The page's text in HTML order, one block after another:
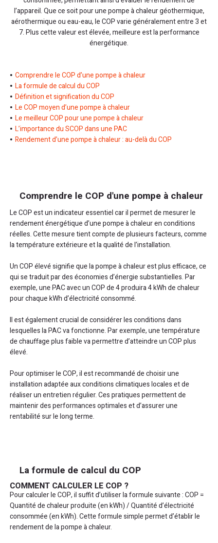
l’appareil. Que ce soit pour une pompe à chaleur géothermique,
aérothermique ou eau-eau, le COP varie généralement entre 3 et
7. Plus cette valeur est élevée, meilleure est la performance
énergétique.
Comprendre le COP d’une pompe à chaleur
La formule de calcul du COP
Définition et signification du COP
Le COP moyen d’une pompe à chaleur
Le meilleur COP pour une pompe à chaleur
L’importance du SCOP dans une PAC
Rendement d’une pompe à chaleur : au-delà du COP
Comprendre le COP d'une pompe à chaleur
Le COP est un indicateur essentiel car il permet de mesurer le
rendement énergétique d’une pompe à chaleur en conditions
réelles. Cette mesure tient compte de plusieurs facteurs, comme
la température extérieure et la qualité de l’installation.
Un COP élevé signifie que la pompe à chaleur est plus efficace, ce
qui se traduit par des économies d’énergie substantielles. Par
exemple, une PAC avec un COP de 4 produira 4 kWh de chaleur
pour chaque kWh d’électricité consommé.
Il est également crucial de considérer les conditions dans
lesquelles la PAC va fonctionne. Par exemple, une température
de chauffage plus faible va permettre d’atteindre un COP plus
élevé.
Pour optimiser le COP, il est recommandé de choisir une
installation adaptée aux conditions climatiques locales et de
réaliser un entretien régulier. Ces pratiques permettent de
maintenir des performances optimales et d’assurer une
rentabilité sur le long terme.
La formule de calcul du COP
COMMENT CALCULER LE COP ?
Pour calculer le COP, il suffit d’utiliser la formule suivante : COP =
Quantité de chaleur produite (en kWh) / Quantité d’électricité
consommée (en kWh). Cette formule simple permet d’établir le
rendement de la pompe à chaleur.